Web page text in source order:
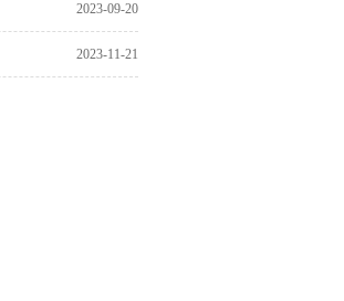
2023-09-20
2023-11-21